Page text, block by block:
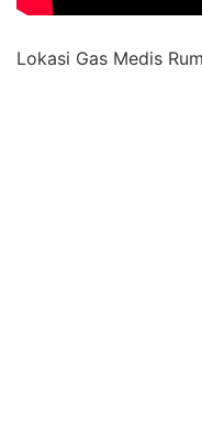
Lokasi Gas Medis